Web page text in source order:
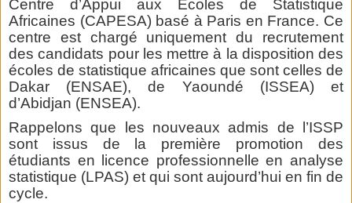
Centre d’Appui aux Ecoles de Statistique
Africaines (CAPESA) basé à Paris en France. Ce
centre est chargé uniquement du recrutement
des candidats pour les mettre à la disposition des
écoles de statistique africaines que sont celles de
Dakar (ENSAE), de Yaoundé (ISSEA) et
d’Abidjan (ENSEA).
Rappelons que les nouveaux admis de l’ISSP
sont issus de la première promotion des
étudiants en licence professionnelle en analyse
statistique (LPAS) et qui sont aujourd’hui en fin de
cycle.